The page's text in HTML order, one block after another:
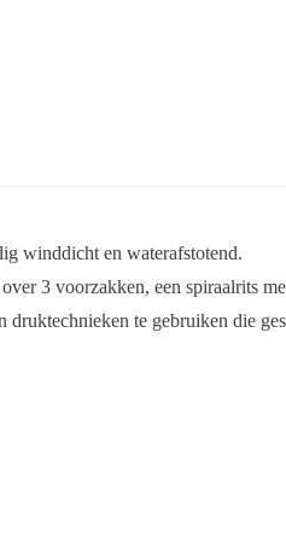
winddicht en waterafstotend.
3 voorzakken, een spiraalrits
druktechnieken te gebruiken die